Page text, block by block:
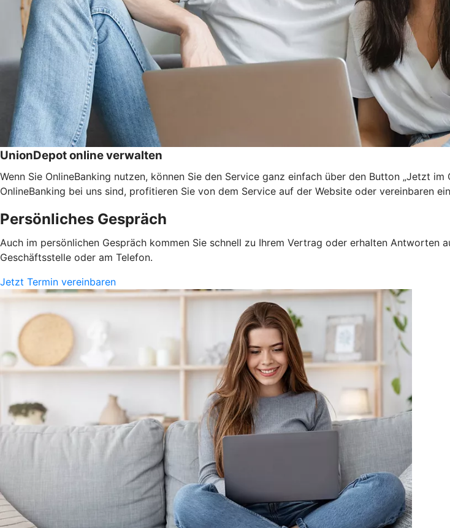
UnionDepot online verwalten
Wenn Sie OnlineBanking nutzen, können Sie den Service ganz einfach über den Button „Jetzt im
OnlineBanking bei uns sind, profitieren Sie von dem Service auf der Website oder vereinbaren
Persönliches Gespräch
Auch im persönlichen Gespräch kommen Sie schnell zu Ihrem Vertrag oder erhalten Antworten
Geschäftsstelle oder am Telefon.
Jetzt Termin vereinbaren